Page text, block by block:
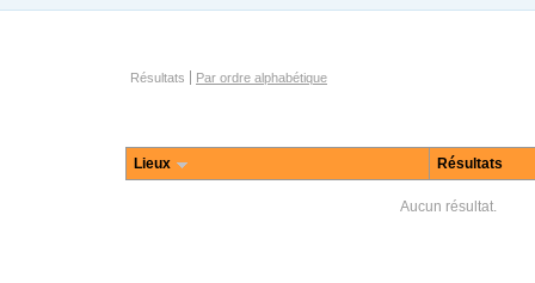
Parcourir les options
Résultats Par ordre alphabétique
Lieux Résultats
Aucun résultat.